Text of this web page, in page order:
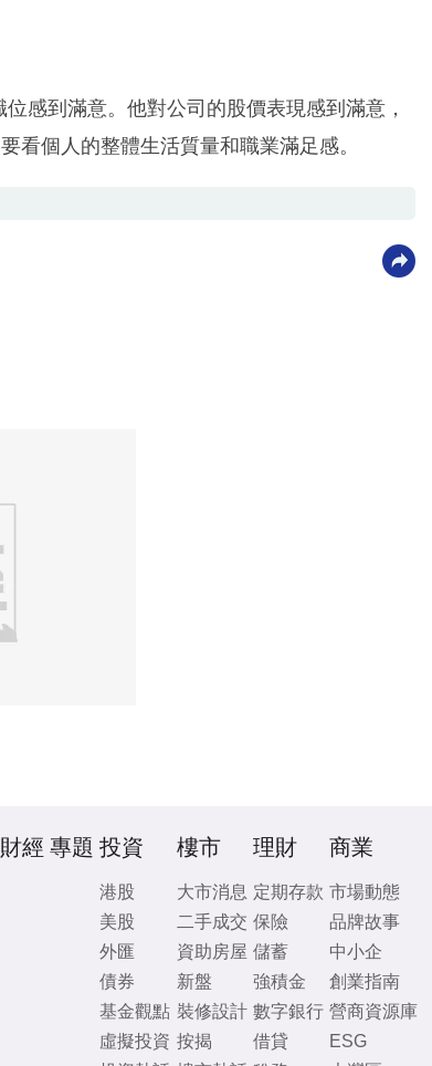
感到滿意。他對公司的股價表現感到滿意，
看個人的整體生活質量和職業滿足感。
經 專題 投資
港股
美股
外匯
債券
基金觀點
虛擬投資
樓市
大市消息
二手成交
資助房屋
新盤
裝修設計
按揭
理財
定期存款
保險
儲蓄
強積金
數字銀行
借貸
商業
市場動態
品牌故事
中小企
創業指南
營商資源庫
ESG